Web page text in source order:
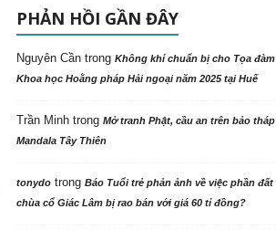
PHẢN HỒI GẦN ĐÂY
Nguyên Cầntrong Không khí chuẩn bị cho Tọa đàm
Khoa học Hoằng pháp Hải ngoại năm 2025 tại Huế
Trần Minhtrong Mở tranh Phật, cầu an trên bảo tháp
Mandala Tây Thiên
tonydotrong Báo Tuổi trẻ phản ảnh về việc phần đất
chùa cổ Giác Lâm bị rao bán với giá 60 tỉ đồng?